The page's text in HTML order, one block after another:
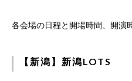
各会場の日程と開場時間、開演
【新潟】新潟LOTS